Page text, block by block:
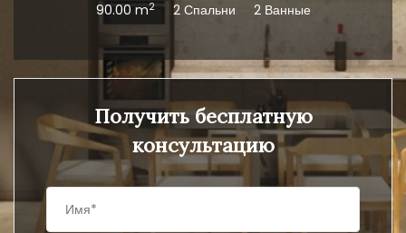
90.00 m2 2 Спальни 2 Ванные
Получить бесплатную
консультацию